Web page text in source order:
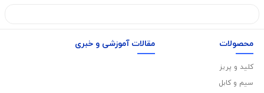
محصولات
کلید و پریز
سیم و کابل
مقالات آموزشی و خبری